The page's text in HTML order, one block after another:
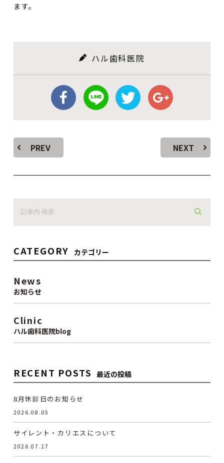
ます。
ハル歯科医院
PREV NEXT
CATEGORY カテゴリー
News
お知らせ
Clinic
ハル歯科医院blog
RECENT POSTS 最近の投稿
8月休診日のお知らせ
2026.08.05
サイレント・カリエスについて
2026.07.17